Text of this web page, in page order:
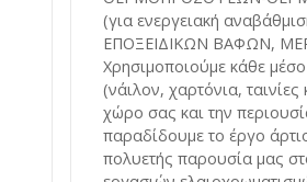
(για ενεργειακή
ΕΠΟΞΕΙΔΙΚΩΝ ΒΑΦΩΝ,
Χρησιμοποιούμε κάθε
(νάιλον, χαρτόνια,
χώρο σας και την
παραδίδουμε το έργο
πολυετής παρουσία μας